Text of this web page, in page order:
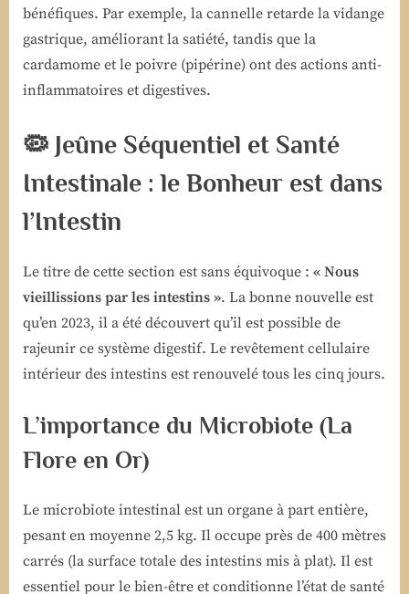
bénéfiques. Par exemple, la cannelle retarde la vidange
gastrique, améliorant la satiété, tandis que la
cardamome et le poivre (pipérine) ont des actions anti-
inflammatoires et digestives.
🦠 Jeûne Séquentiel et Santé
Intestinale : le Bonheur est dans
l’Intestin
Le titre de cette section est sans équivoque : « Nous
vieillissions par les intestins ». La bonne nouvelle est
qu’en 2023, il a été découvert qu’il est possible de
rajeunir ce système digestif. Le revêtement cellulaire
intérieur des intestins est renouvelé tous les cinq jours.
L’importance du Microbiote (La
Flore en Or)
Le microbiote intestinal est un organe à part entière,
pesant en moyenne 2,5 kg. Il occupe près de 400 mètres
carrés (la surface totale des intestins mis à plat). Il est
essentiel pour le bien-être et conditionne l’état de santé